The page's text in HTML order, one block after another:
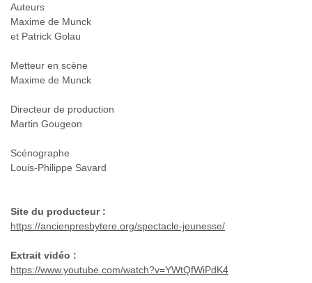
Auteurs
Maxime de Munck
et Patrick Golau
Metteur en scène
Maxime de Munck
Directeur de production
Martin Gougeon
Scénographe
Louis-Philippe Savard
Site du producteur :
https://ancienpresbytere.org/spectacle-jeunesse/
Extrait vidéo :
https://www.youtube.com/watch?v=YWtQfWiPdK4